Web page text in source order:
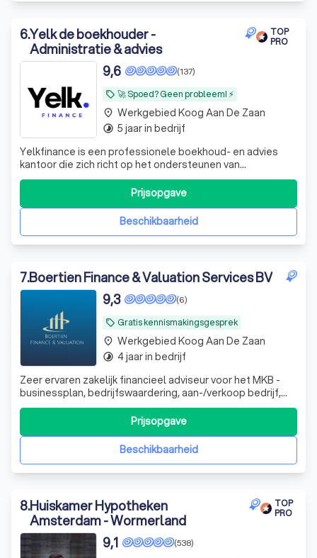
6.Yelk de boekhouder -
Administratie & advies
TOP
PRO
local_offer 🚀 Spoed? Geen probleem! ⚡
(137)
9,6
Yelkfinance is een professionele boekhoud- en advies
kantoor die zich richt op het ondersteunen van
ondernemers en bedrijven in Nederland, maar wij helpen
ook particulieren met hun inkomstenbelasting. Met onze
expertise in financiële administratie, belastingadvies en
bedrijfsoptimalisatie helpen wij
Beschikbaarheid
Prijsopgave
place Werkgebied Koog Aan De Zaan
timelapse 5 jaar in bedrijf
7.Boertien Finance & Valuation Services BV
local_offer Gratis kennismakingsgesprek
(6)
9,3
Zeer ervaren zakelijk financieel adviseur voor het MKB -
businessplan, bedrijfswaardering, aan-/verkoop bedrijf,
werknemersparticipaties, financieel zwaar weer en whoa
trajecten. DGA advisering
Beschikbaarheid
Prijsopgave
place Werkgebied Koog Aan De Zaan
timelapse 4 jaar in bedrijf
8.Huiskamer Hypotheken
Amsterdam - Wormerland
TOP
PRO
(538)
9,1